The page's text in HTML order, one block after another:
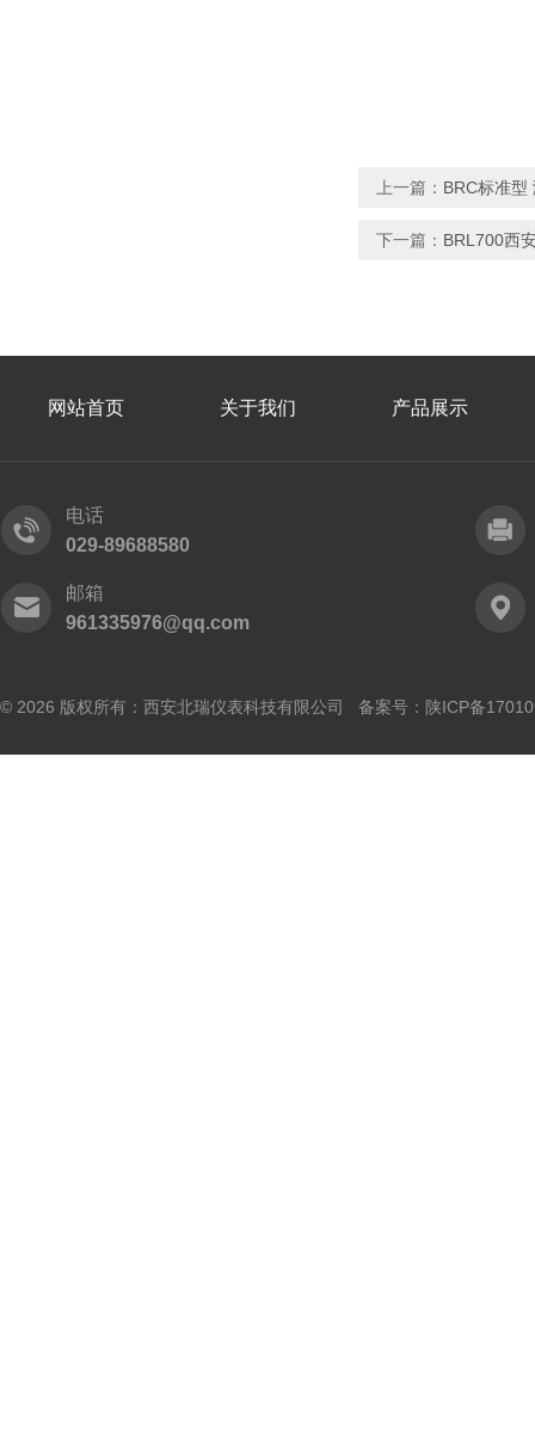
上一篇： BRC标准型
下一篇： BRL700西
网站首页 关于我们 产品展示
电话
029-89688580
邮箱
961335976@qq.com
© 2026 版权所有：西安北瑞仪表科技有限公司 备案号： 陕ICP备